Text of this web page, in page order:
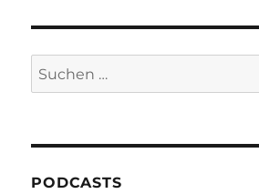
Suchen
nach:
PODCASTS